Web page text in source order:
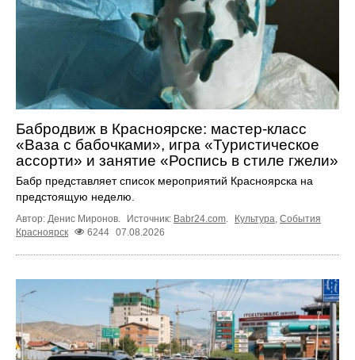
Бабродвиж в Красноярске: мастер-класс
«Ваза с бабочками», игра «Туристическое
ассорти» и занятие «Роспись в стиле гжели»
Бабр представляет список мероприятий Красноярска на
предстоящую неделю.
Автор: Денис Миронов. Источник: Babr24.com. Культура, События
Красноярск
6244 07.08.2026